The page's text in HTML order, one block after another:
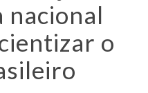
nacional
o